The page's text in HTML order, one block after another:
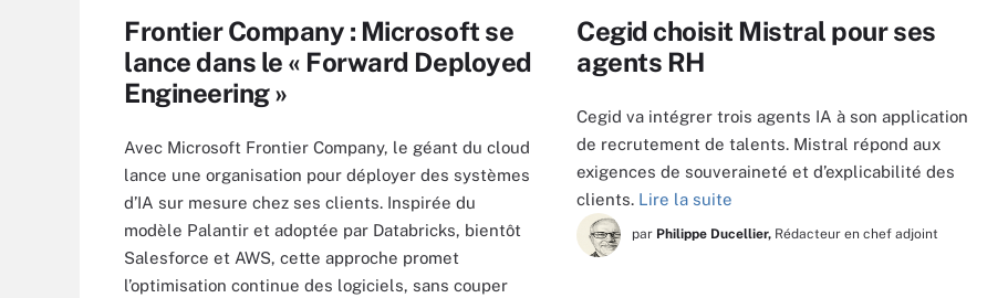
Frontier Company : Microsoft se
lance dans le « Forward Deployed
Engineering »
Avec Microsoft Frontier Company, le géant du cloud
lance une organisation pour déployer des systèmes
d’IA sur mesure chez ses clients. Inspirée du
modèle Palantir et adoptée par Databricks, bientôt
Salesforce et AWS, cette approche promet
l’optimisation continue des logiciels, sans couper
Cegid choisit Mistral pour ses
agents RH
Cegid va intégrer trois agents IA à son application
de recrutement de talents. Mistral répond aux
exigences de souveraineté et d’explicabilité des
clients. Lire la suite
par Philippe Ducellier, Rédacteur en chef adjoint